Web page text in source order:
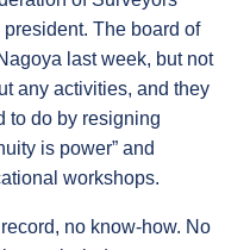
The board of
last week, but not
any activities, and they
to do by resigning
is power” and
workshops.
no know-how. No